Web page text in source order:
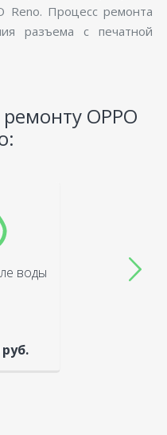
Reno. Процесс ремонта
разъема с печатной
OPPO
воды